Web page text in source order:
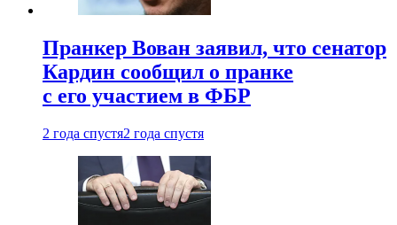
Пранкер Вован заявил, что сенатор
Кардин сообщил о пранке
с его участием в ФБР
2 года спустя2 года спустя